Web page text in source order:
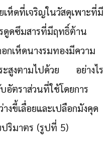
ห็ดที่เจริญในวัสดุเพาะที่มี
ดูดซึมสารที่มีฤทธิ์ต้าน
กเห็ดนางรมทองมีความ
ะสูงตามไปด้วย อย่างไร
ตราส่วนที่ใช้โดยการ
งขี้เลื่อยและเปลือกมังคุด
ริมาตร (รูปที่ 5)